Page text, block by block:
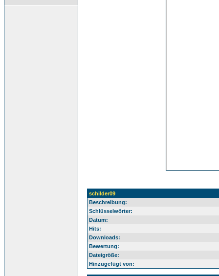
schilder09
Beschreibung:
Schlüsselwörter:
Datum:
Hits:
Downloads:
Bewertung:
Dateigröße:
Hinzugefügt von: